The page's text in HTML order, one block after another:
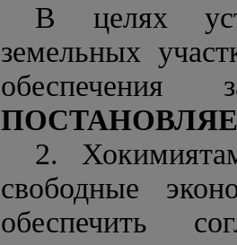
В целях
земельных
2.
свободные
обеспечить